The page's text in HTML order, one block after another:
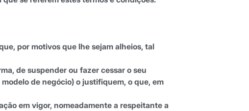
por motivos que lhe sejam alheios, tal
de suspender ou fazer cessar o seu
de negócio) o justifiquem, o que, em
em vigor, nomeadamente a respeitante a